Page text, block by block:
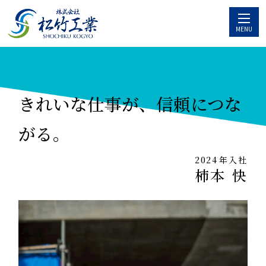
MENU
きれいな仕事が、信頼につな
がる。
2024 年入社
柿本 快